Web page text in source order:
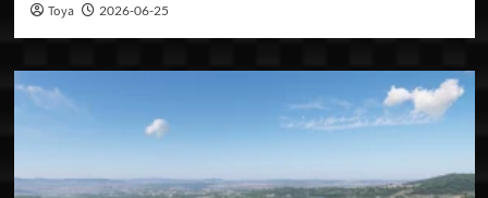
Toya 2026-06-25